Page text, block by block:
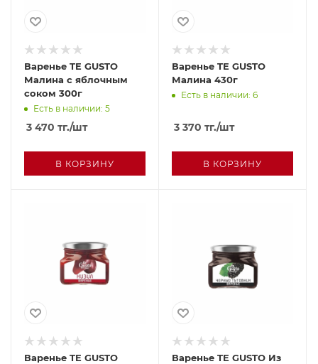
Варенье TE GUSTO
Малина с яблочным
соком 300г
Есть в наличии: 5
3 470 тг./шт
В КОРЗИНУ
Варенье TE GUSTO
Малина 430г
Есть в наличии: 6
3 370 тг./шт
В КОРЗИНУ
Варенье TE GUSTO
Варенье TE GUSTO Из